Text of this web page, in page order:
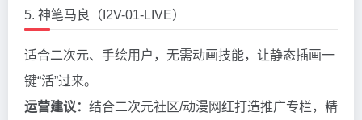
5. 神笔马良（I2V-01-LIVE）
适合二次元、手绘用户，无需动画技能，让静态插画一
键“活”过来。
运营建议： 结合二次元社区/动漫网红打造推广专栏，精